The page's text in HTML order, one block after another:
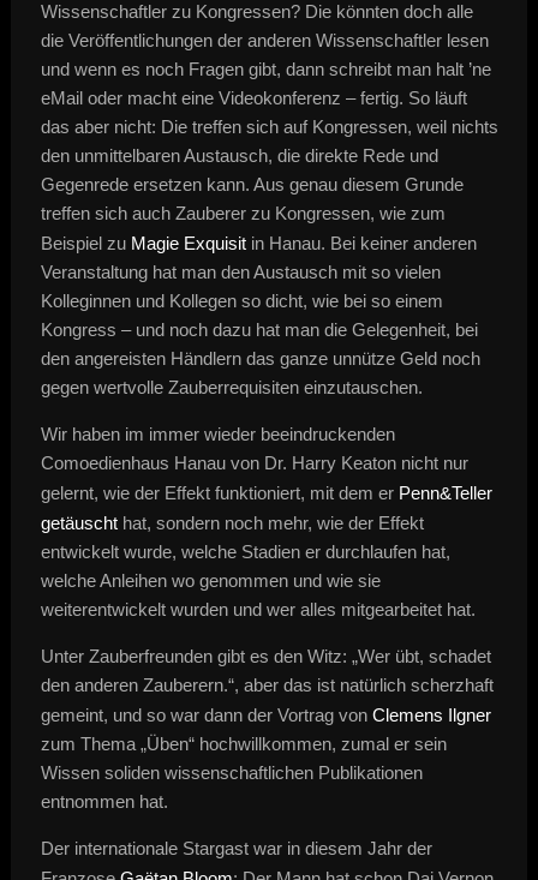
Wissenschaftler zu Kongressen? Die könnten doch alle
die Veröffentlichungen der anderen Wissenschaftler lesen
und wenn es noch Fragen gibt, dann schreibt man halt ’ne
eMail oder macht eine Videokonferenz – fertig. So läuft
das aber nicht: Die treffen sich auf Kongressen, weil nichts
den unmittelbaren Austausch, die direkte Rede und
Gegenrede ersetzen kann. Aus genau diesem Grunde
treffen sich auch Zauberer zu Kongressen, wie zum
Beispiel zu Magie Exquisitin Hanau. Bei keiner anderen
Veranstaltung hat man den Austausch mit so vielen
Kolleginnen und Kollegen so dicht, wie bei so einem
Kongress – und noch dazu hat man die Gelegenheit, bei
den angereisten Händlern das ganze unnütze Geld noch
gegen wertvolle Zauberrequisiten einzutauschen.
Wir haben im immer wieder beeindruckenden
Comoedienhaus Hanau von Dr. Harry Keaton nicht nur
gelernt, wie der Effekt funktioniert, mit dem er Penn&Teller
getäuschthat, sondern noch mehr, wie der Effekt
entwickelt wurde, welche Stadien er durchlaufen hat,
welche Anleihen wo genommen und wie sie
weiterentwickelt wurden und wer alles mitgearbeitet hat.
Unter Zauberfreunden gibt es den Witz: „Wer übt, schadet
den anderen Zauberern.“, aber das ist natürlich scherzhaft
gemeint, und so war dann der Vortrag von Clemens Ilgner
zum Thema „Üben“ hochwillkommen, zumal er sein
Wissen soliden wissenschaftlichen Publikationen
entnommen hat.
Der internationale Stargast war in diesem Jahr der